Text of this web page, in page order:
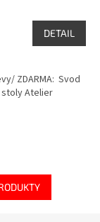
DETAIL
ZDARMA: Svod
stoly Atelier